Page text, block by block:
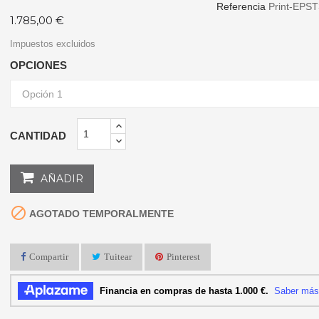
Referencia Print-
1.785,00 €
Impuestos excluidos
OPCIONES
CANTIDAD
AÑADIR
 AGOTADO TEMPORALMENTE
Compartir Tuitear Pinterest